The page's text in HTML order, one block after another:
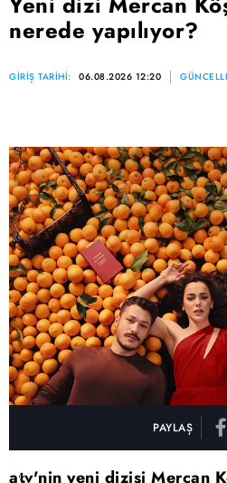
nerede yapılıyor?
GİRİŞ TARİHİ: 06.08.2026 12:20
PAYLAŞ
atv'nin yeni dizisi Mercan